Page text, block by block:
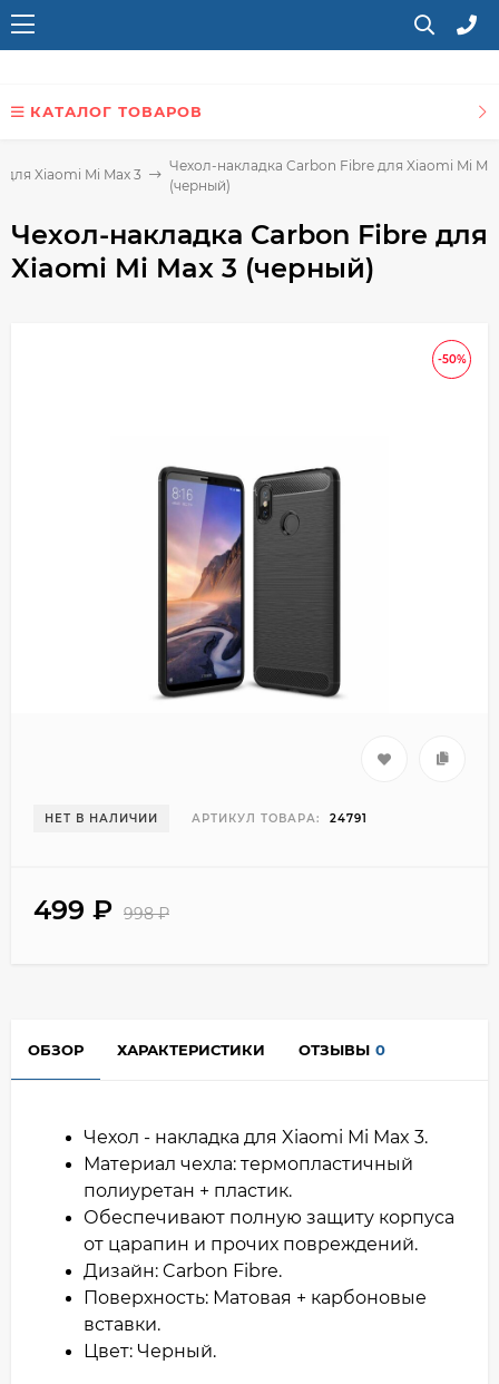
КАТАЛОГ ТОВАРОВ
для Xiaomi Mi Max 3
Чехол-накладка Carbon Fibre для Xiaomi Mi
(черный)
Чехол-накладка Carbon Fibre для
Xiaomi Mi Max 3 (черный)
-50%
НЕТ В НАЛИЧИИ АРТИКУЛ ТОВАРА: 24791
499 ₽ 998₽
ОБЗОР ХАРАКТЕРИСТИКИ ОТЗЫВЫ 0
Чехол - накладка для Xiaomi Mi Max 3.
Материал чехла: термопластичный
полиуретан + пластик.
Обеспечивают полную защиту корпуса
от царапин и прочих повреждений.
Дизайн: Carbon Fibre.
Поверхность: Матовая + карбоновые
вставки.
Цвет: Черный.